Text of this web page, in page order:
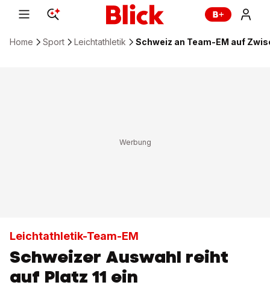
Home Sport Leichtathletik Schweiz an Team-EM auf
Leichtathletik-Team-EM
Schweizer Auswahl reiht
auf Platz 11 ein